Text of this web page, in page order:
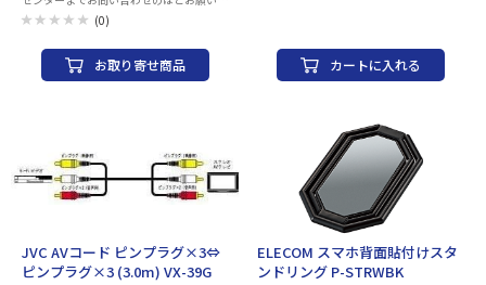
たします。 製品には保証書が付属致しませ
が必要となりますので、大切に保管くださ
ン 電話番号：0120-27753-5 製品タイプ：
(0)
お取り寄せ商品
楽・音声を抽出。iPhoneで視聴可能な音声
形式に変換可能。ハイレゾ音楽にも対応動
画編集機能：カット編集・結合・画質補正
BD・DVDメディアプレーヤー付。3D変換
対応、3Dメガネ付録。
カートに入れる
JVC AVコード ピンプラグ×3⇔
ピンプラグ×3 (3.0m) VX-39G
ELECOM スマホ背面貼付けスタ
ンドリング P-STRWBK